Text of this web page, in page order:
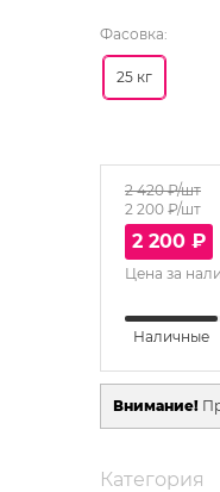
Фасовка:
25 кг
2 420₽/шт
2 200 ₽/шт
2 200 ₽
Цена за
Наличные
Внимание!
Категория